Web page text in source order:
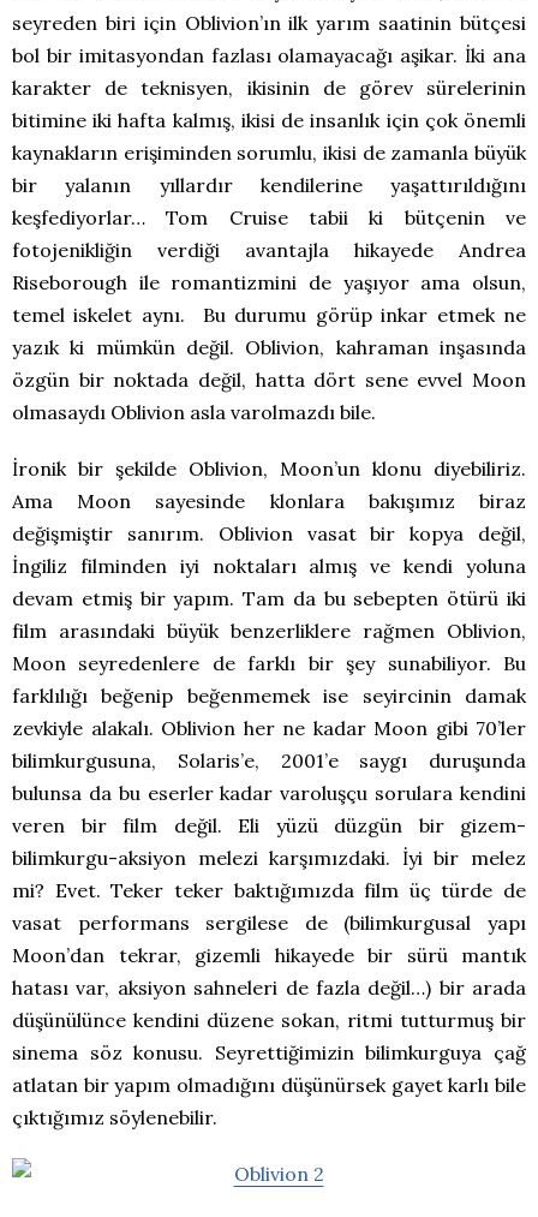
seyreden biri için Oblivion’ın ilk yarım saatinin bütçesi
bol bir imitasyondan fazlası olamayacağı aşikar. İki ana
karakter de teknisyen, ikisinin de görev sürelerinin
bitimine iki hafta kalmış, ikisi de insanlık için çok önemli
kaynakların erişiminden sorumlu, ikisi de zamanla büyük
bir yalanın yıllardır kendilerine yaşattırıldığını
keşfediyorlar… Tom Cruise tabii ki bütçenin ve
fotojenikliğin verdiği avantajla hikayede Andrea
Riseborough ile romantizmini de yaşıyor ama olsun,
temel iskelet aynı. Bu durumu görüp inkar etmek ne
yazık ki mümkün değil. Oblivion, kahraman inşasında
özgün bir noktada değil, hatta dört sene evvel Moon
olmasaydı Oblivion asla varolmazdı bile.
İronik bir şekilde Oblivion, Moon’un klonu diyebiliriz.
Ama Moon sayesinde klonlara bakışımız biraz
değişmiştir sanırım. Oblivion vasat bir kopya değil,
İngiliz filminden iyi noktaları almış ve kendi yoluna
devam etmiş bir yapım. Tam da bu sebepten ötürü iki
film arasındaki büyük benzerliklere rağmen Oblivion,
Moon seyredenlere de farklı bir şey sunabiliyor. Bu
farklılığı beğenip beğenmemek ise seyircinin damak
zevkiyle alakalı. Oblivion her ne kadar Moon gibi 70’ler
bilimkurgusuna, Solaris’e, 2001’e saygı duruşunda
bulunsa da bu eserler kadar varoluşçu sorulara kendini
veren bir film değil. Eli yüzü düzgün bir gizem-
bilimkurgu-aksiyon melezi karşımızdaki. İyi bir melez
mi? Evet. Teker teker baktığımızda film üç türde de
vasat performans sergilese de (bilimkurgusal yapı
Moon’dan tekrar, gizemli hikayede bir sürü mantık
hatası var, aksiyon sahneleri de fazla değil…) bir arada
düşünülünce kendini düzene sokan, ritmi tutturmuş bir
sinema söz konusu. Seyrettiğimizin bilimkurguya çağ
atlatan bir yapım olmadığını düşünürsek gayet karlı bile
çıktığımız söylenebilir.